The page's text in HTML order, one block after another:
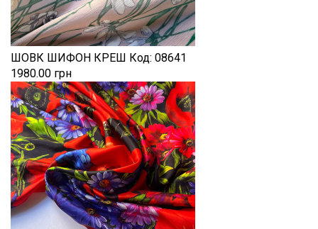
ШОВК ШИФОН КРЕШ Код: 08641
1980.00 грн